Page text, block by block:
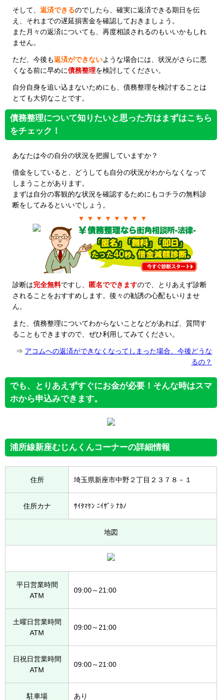
そして、 返済できるのでしたら、確実に返済できる期日を伝
え、それまでの遅延損害金を確認しておきましょう。
また月々の返済についても、再度相談されるのもいいかもしれ
ません。
ただ、今後も返済ができないような場合には、状況がさらに悪
くなる前に早めに債務整理を検討してください。
自分自身を追い込まないためにも、債務整理を検討することは
とても大切なことです。
債務整理について知りたいと思った方はまずはこちら
をチェック！
あなたは今の自分の状況を把握していますか？
借金をしていると、どうしても自分の状況がわからなくなって
しまうことがあります。
まずは自分の客観的な状況を確認するためにもコチラの無料診
断をしてみるといいでしょう。
▼ ▼ ▼ ▼ ▼ ▼ ▼ ▼
診断は完全無料ですし、 匿名でできますので、とりあえず診断
されることをおすすめします。後々の勧誘の心配もいりませ
ん。
また、債務整理についてわからないことなどがあれば、質問す
ることもできますので、ぜひ利用してみてください。
⇒ アコムへの返済ができなくなってしまった場合、今後どうな
るの？
でも、とりあえずすぐにお金が必要！そんな時はスマ
ホから申込みできます。
浦所線新座むじんくんコーナーの詳細情報
住所 埼玉県新座市中野２丁目２３７８－１
住所カナ ｻｲﾀﾏｹﾝ ﾆｲｻﾞｼ ﾅｶﾉ
地図
平日営業時間
ATM
09:00～21:00
土曜日営業時間
ATM
09:00～21:00
日祝日営業時間
ATM
09:00～21:00
駐車場 あり